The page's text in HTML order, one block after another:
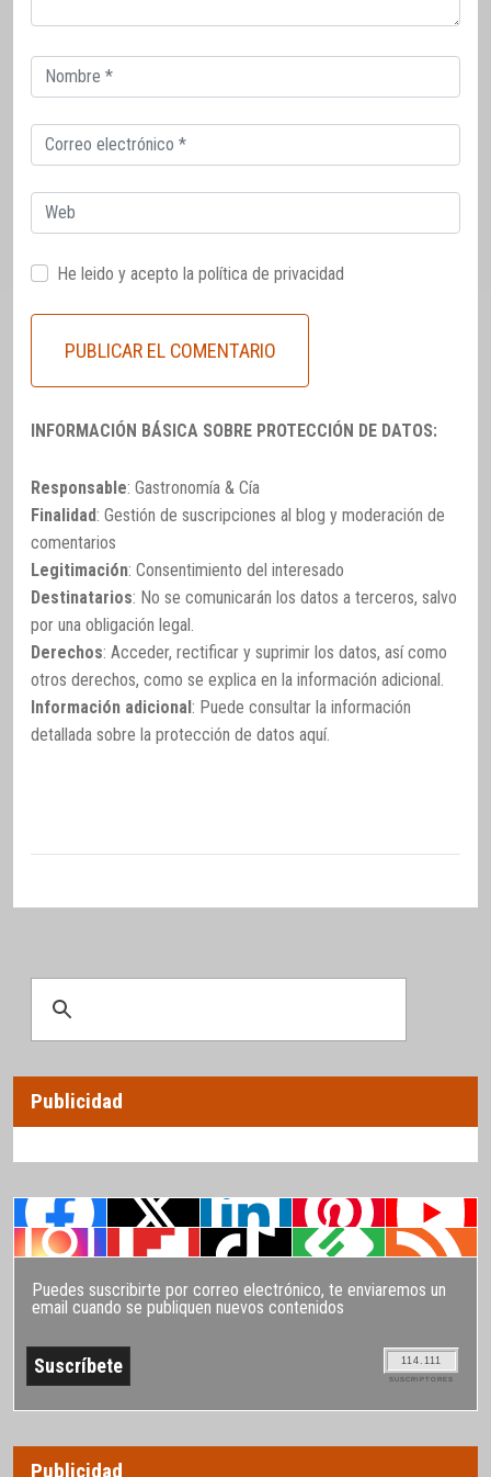
Correo
electrónico
Correo
electrónico
Web
He leido y acepto la política de privacidad
INFORMACIÓN BÁSICA SOBRE PROTECCIÓN DE DATOS:
Responsable: Gastronomía & Cía
Finalidad: Gestión de suscripciones al blog y moderación de
comentarios
Legitimación: Consentimiento del interesado
Destinatarios: No se comunicarán los datos a terceros, salvo
por una obligación legal.
Derechos: Acceder, rectificar y suprimir los datos, así como
otros derechos, como se explica en la información adicional.
Información adicional : Puede consultar la información
detallada sobre la protección de datos aquí.
Publicidad
Puedes suscribirte por correo electrónico, te enviaremos un
email cuando se publiquen nuevos contenidos
114.111
SUSCRIPTORES
Publicidad